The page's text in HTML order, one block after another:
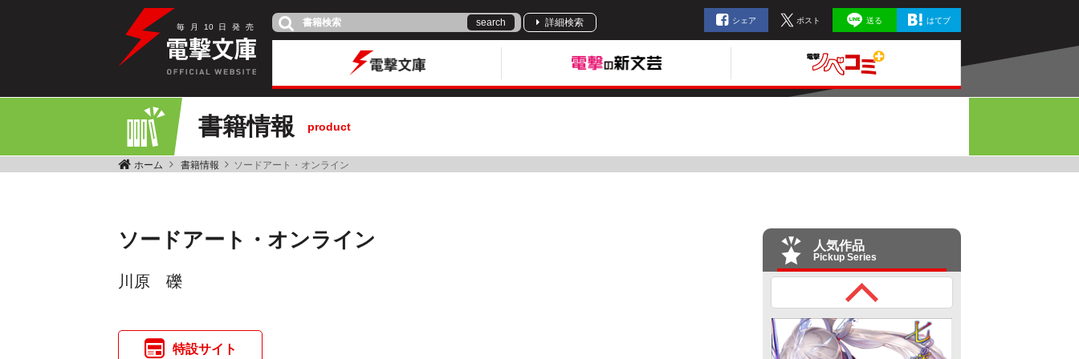
毎 月 10 日 発 売 search 詳細検索 シェア ポスト 送る はてブ
書籍情報 product
ホーム 書籍情報 ソードアート・オンライン
ソードアート・オンライン
川原 礫
特設サイト
人気作品
Pickup Series